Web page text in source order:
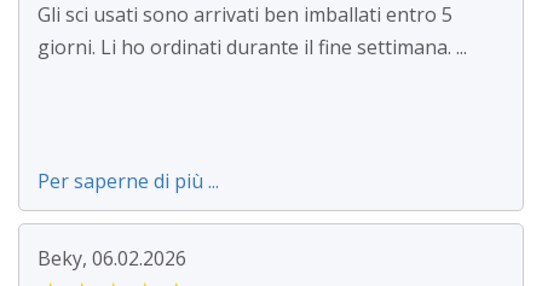
Gli sci usati sono arrivati ben imballati entro 5
giorni. Li ho ordinati durante il fine settimana. ...
Per saperne di più ...
Beky, 06.02.2026